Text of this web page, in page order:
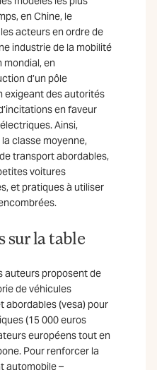
en Chine, le
acteurs en ordre de
industrie de la mobilité
en
d’un pôle
exigeant des autorités
en faveur
Ainsi,
classe moyenne,
transport abordables,
voitures
et pratiques à utiliser
sur la table
auteurs proposent de
de véhicules
abordables (vesa) pour
(15 000 euros
européens tout en
Pour renforcer la
automobile –